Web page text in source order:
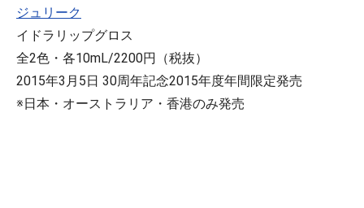
ジュリーク
イドラリップグロス
全2色・各10mL/2200円（税抜）
2015年3月5日 30周年記念2015年度年間限定発売
※日本・オーストラリア・香港のみ発売